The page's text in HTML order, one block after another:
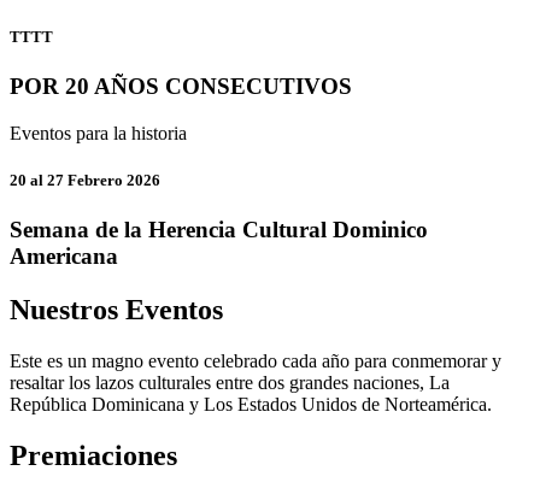
TTTT
POR 20 AÑOS CONSECUTIVOS
Eventos para la historia
20 al 27 Febrero 2026
Semana de la Herencia Cultural Dominico
Americana
Nuestros Eventos
Este es un magno evento celebrado cada año para conmemorar y
resaltar los lazos culturales entre dos grandes naciones, La
República Dominicana y Los Estados Unidos de Norteamérica.
Premiaciones